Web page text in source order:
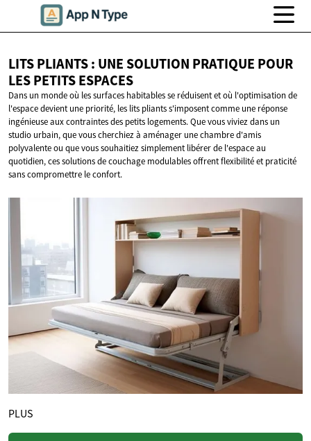
LITS PLIANTS : UNE SOLUTION PRATIQUE POUR
LESPETITS ESPACES
Dans un monde où les surfaces habitables se réduisent et où l'optimisation de
l'espace devient une priorité, les lits pliants s'imposent comme une réponse
ingénieuse aux contraintes des petits logements. Que vous viviez dans un
studio urbain, que vous cherchiez à aménager une chambre d'amis
polyvalente ou que vous souhaitiez simplement libérer de l'espace au
quotidien, ces solutions de couchage modulables offrent flexibilité et praticité
sans compromettre le confort.
PLUS